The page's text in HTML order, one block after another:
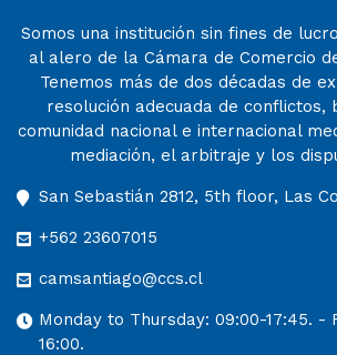
Somos una institución sin fines de
al alero de la Cámara de Comercio
Tenemos más de dos décadas de
resolución adecuada de conflictos,
comunidad nacional e internacional
mediación, el arbitraje y los
San Sebastián 2812, 5th floor, Las
+562 23607015
camsantiago@ccs.cl
Monday to Thursday: 09:00-17:45. -
16:00.